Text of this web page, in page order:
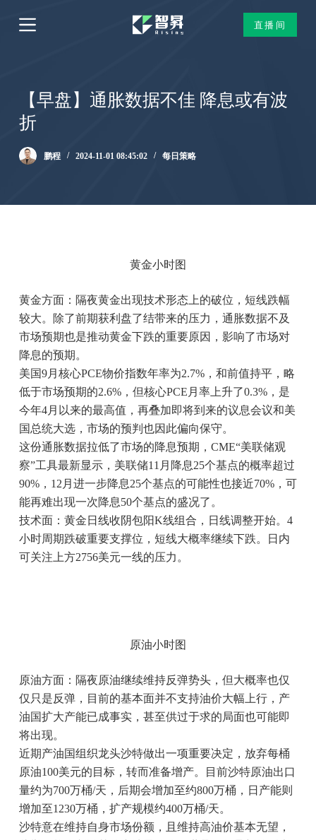
跳
过
直播间
【早盘】通胀数据不佳 降息或有波
折
鹏程 2024-11-01 08:45:02 每日策略
黄金小时图
黄金方面：隔夜黄金出现技术形态上的破位，短线跌幅
较大。除了前期获利盘了结带来的压力，通胀数据不及
市场预期也是推动黄金下跌的重要原因，影响了市场对
降息的预期。
美国9月核心PCE物价指数年率为2.7%，和前值持平，略
低于市场预期的2.6%，但核心PCE月率上升了0.3%，是
今年4月以来的最高值，再叠加即将到来的议息会议和美
国总统大选，市场的预判也因此偏向保守。
这份通胀数据拉低了市场的降息预期，CME“美联储观
察”工具最新显示，美联储11月降息25个基点的概率超过
90%，12月进一步降息25个基点的可能性也接近70%，可
能再难出现一次降息50个基点的盛况了。
技术面：黄金日线收阴包阳K线组合，日线调整开始。4
小时周期跌破重要支撑位，短线大概率继续下跌。日内
可关注上方2756美元一线的压力。
原油小时图
原油方面：隔夜原油继续维持反弹势头，但大概率也仅
仅只是反弹，目前的基本面并不支持油价大幅上行，产
油国扩大产能已成事实，甚至供过于求的局面也可能即
将出现。
近期产油国组织龙头沙特做出一项重要决定，放弃每桶
原油100美元的目标，转而准备增产。目前沙特原油出口
量约为700万桶/天，后期会增加至约800万桶，日产能则
增加至1230万桶，扩产规模约400万桶/天。
沙特意在维持自身市场份额，且维持高油价基本无望，